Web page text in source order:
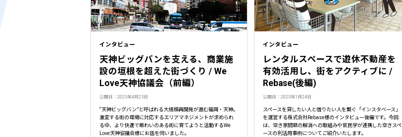
インタビュー
天神ビッグバンを支える、商業施
設の垣根を超えた街づくり / We
Love天神協議会（前編）
公開日：2025年4月25日
“天神ビッグバン”と呼ばれる大規模再開発が進む福岡・天神。
激変する街の環境に対応するエリアマネジメントが求められ
る中、より快適で賑わいのある街に育てようと活動するWe
Love天神協議会様にお話を伺いました。
インタビュー
レンタルスペースで遊休不動産を
有効活用し、街をアクティブに /
Rebase(後編)
公開日：2025年1月24日
スペースを貸したい人と借りたい人を繋ぐ「インスタベース」
を運営する株式会社Rebase様のインタビュー後編です。今回
は、空き家問題の解消への取組みや官民学が連携した空きスペ
ースの利活用事例についてご紹介いたします。